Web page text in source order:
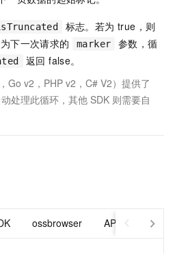
标志。若为 true，则
下一次请求的 marker
参数，循
返回 false。
Go v2，PHP v2，C# V2）提供了
处理此循环，其他 SDK 则需要自
ossbrowser API